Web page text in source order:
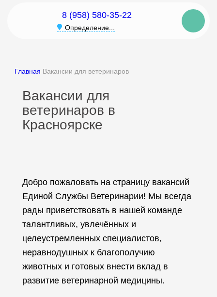
8 (958) 580-35-22
Определение...
Главная Вакансии для ветеринаров
Вакансии для
ветеринаров в
Красноярске
Добро пожаловать на страницу вакансий
Единой Службы Ветеринарии! Мы всегда
рады приветствовать в нашей команде
талантливых, увлечённых и
целеустремленных специалистов,
неравнодушных к благополучию
животных и готовых внести вклад в
развитие ветеринарной медицины.